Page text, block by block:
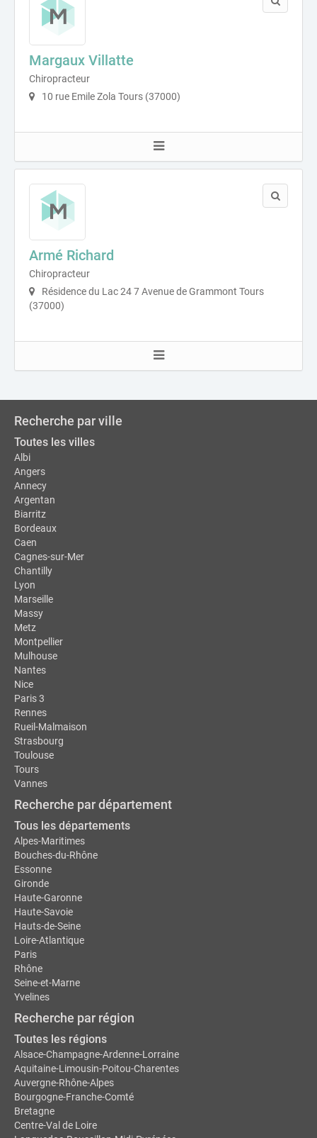
Margaux Villatte
Chiropracteur
10 rue Emile Zola Tours (37000)
Armé Richard
Chiropracteur
Résidence du Lac 24 7 Avenue de Grammont Tours
(37000)
Recherche par ville
Toutes les villes
Albi
Angers
Annecy
Argentan
Biarritz
Bordeaux
Caen
Cagnes-sur-Mer
Chantilly
Lyon
Marseille
Massy
Metz
Montpellier
Mulhouse
Nantes
Nice
Paris 3
Rennes
Rueil-Malmaison
Strasbourg
Toulouse
Tours
Vannes
Recherche par département
Tous les départements
Alpes-Maritimes
Bouches-du-Rhône
Essonne
Gironde
Haute-Garonne
Haute-Savoie
Hauts-de-Seine
Loire-Atlantique
Paris
Rhône
Seine-et-Marne
Yvelines
Recherche par région
Toutes les régions
Alsace-Champagne-Ardenne-Lorraine
Aquitaine-Limousin-Poitou-Charentes
Auvergne-Rhône-Alpes
Bourgogne-Franche-Comté
Bretagne
Centre-Val de Loire